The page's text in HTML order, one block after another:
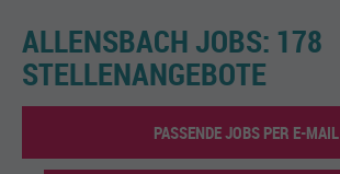
ALLENSBACH JOBS: 178
STELLENANGEBOTE
PASSENDE JOBS PER E-MAIL